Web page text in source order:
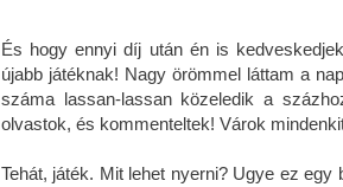
És hogy ennyi díj után én is
újabb játéknak! Nagy örömmel láttam a
száma lassan-lassan közeledik a
olvastok, és kommenteltek! Várok
Tehát, játék. Mit lehet nyerni? Ugye ez egy